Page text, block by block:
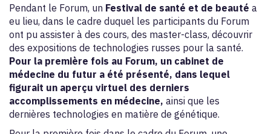
Pendant le Forum, un Festival de santé et de beauté a
eu lieu, dans le cadre duquel les participants du Forum
ont pu assister à des cours, des master-class, découvrir
des expositions de technologies russes pour la santé.
Pour la première fois au Forum, un cabinet de
médecine du futur a été présenté, dans lequel
figurait un aperçu virtuel des derniers
accomplissements en médecine, ainsi que les
dernières technologies en matière de génétique.